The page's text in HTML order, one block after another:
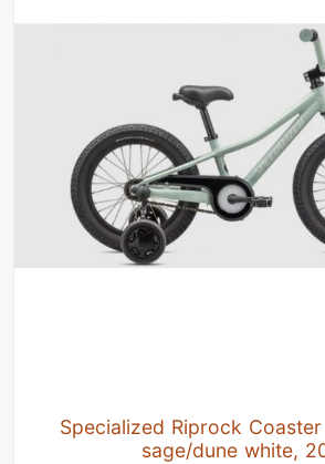
Specialized Riprock
sage/dune white,